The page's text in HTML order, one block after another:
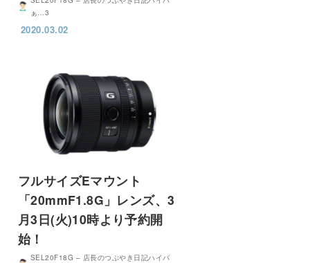
ぁ…3
2020.03.02
フルサイズEマウント
「20mmF1.8G」レンズ、3
月3日(火)10時より予約開
始！
SEL20F18G – 店長のつぶやき日記ハイパ